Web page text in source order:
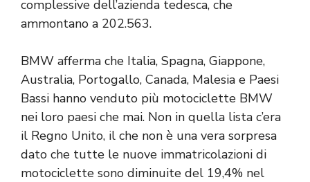
complessive dell’azienda tedesca, che
ammontano a 202.563.
BMW afferma che Italia, Spagna, Giappone,
Australia, Portogallo, Canada, Malesia e Paesi
Bassi hanno venduto più motociclette BMW
nei loro paesi che mai. Non in quella lista c’era
il Regno Unito, il che non è una vera sorpresa
dato che tutte le nuove immatricolazioni di
motociclette sono diminuite del 19,4% nel